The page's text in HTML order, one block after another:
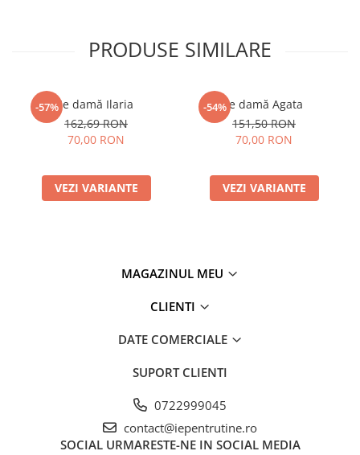
PRODUSE SIMILARE
-57%Ie damă Ilaria
162,69 RON
70,00 RON
VEZI VARIANTE
-54%Ie damă Agata
151,50 RON
70,00 RON
VEZI VARIANTE
MAGAZINUL MEU
CLIENTI
DATE COMERCIALE
SUPORT CLIENTI
0722999045
contact@iepentrutine.ro
SOCIAL URMARESTE-NE IN SOCIAL MEDIA